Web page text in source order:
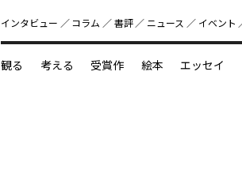
好書好日
インタビュー コラム 書評 ニュース イベント
観る 考える 受賞作 絵本 エッセイ